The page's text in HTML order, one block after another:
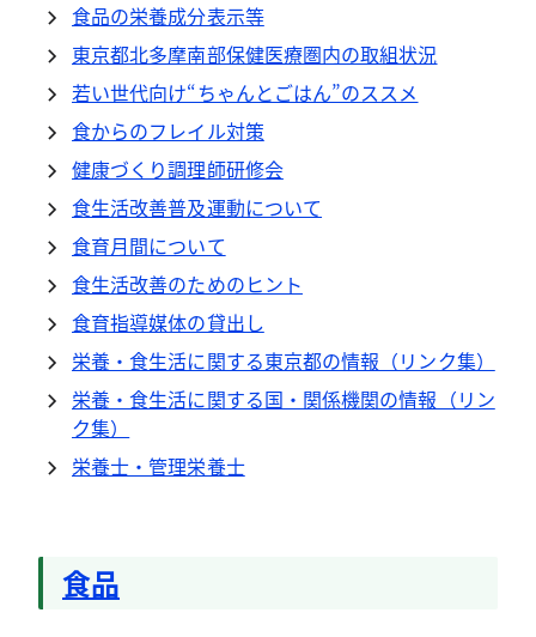
食品の栄養成分表示等
東京都北多摩南部保健医療圏内の取組状況
若い世代向け“ちゃんとごはん”のススメ
食からのフレイル対策
健康づくり調理師研修会
食生活改善普及運動について
食育月間について
食生活改善のためのヒント
食育指導媒体の貸出し
栄養・食生活に関する東京都の情報（リンク集）
栄養・食生活に関する国・関係機関の情報（リン
ク集）
栄養士・管理栄養士
食品